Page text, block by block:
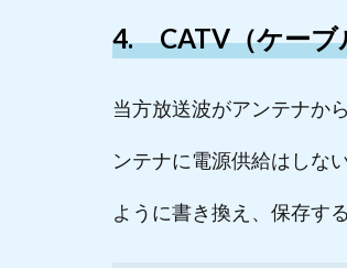
4. CATV（ケーブ
当方放送波がアンテナか
ンテナに電源供給はしな
ように書き換え、保存す